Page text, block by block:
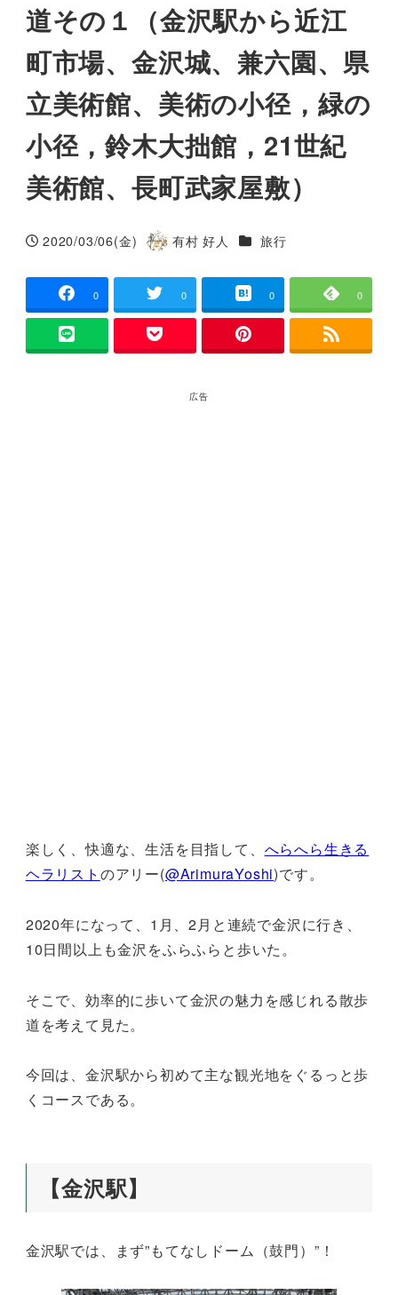
道その１（金沢駅から近江
町市場、金沢城、兼六園、県
立美術館、美術の小径，緑の
小径，鈴木大拙館，21世紀
美術館、長町武家屋敷）
投稿日
2020/03/06(金)
著
有村 好人 カテゴリー
旅行
0 0 0 0
広告
楽しく、快適な、生活を目指して、 へらへら生きる
ヘラリスト のアリー(@ArimuraYoshi)です。
2020年になって、1月、2月と連続で金沢に行き、
10日間以上も金沢をふらふらと歩いた。
そこで、効率的に歩いて金沢の魅力を感じれる散歩
道を考えて見た。
今回は、金沢駅から初めて主な観光地をぐるっと歩
くコースである。
【金沢駅】
金沢駅では、まず”もてなしドーム（鼓門）”！